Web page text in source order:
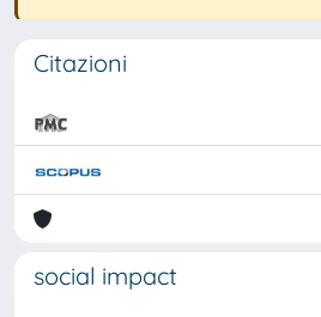
Citazioni
social impact